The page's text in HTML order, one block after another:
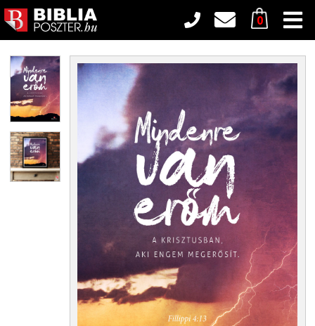
0
Poszterek
Art
Fekete-Fehér
Gyerekszoba
Romantikus
Modern
Természet
Angol nyelvű poszterek
Tudnivalók és árak
Egyedi poszterek rendelése